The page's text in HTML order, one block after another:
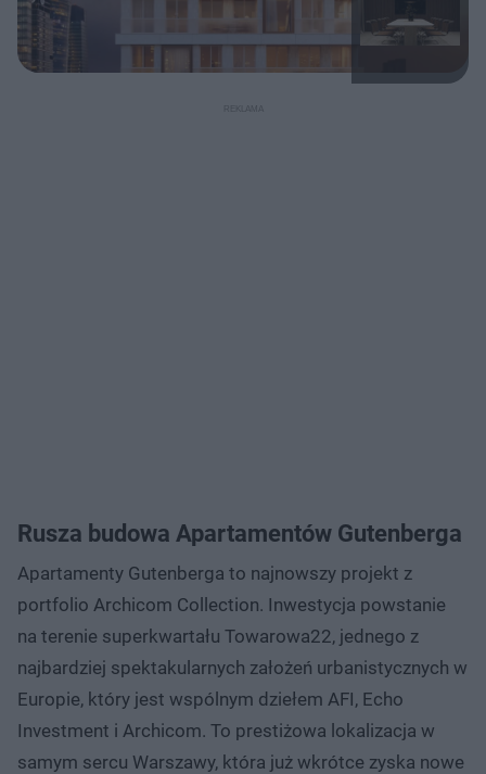
Rusza budowa Apartamentów Gutenberga
Apartamenty Gutenberga to najnowszy projekt z
portfolio Archicom Collection. Inwestycja powstanie
na terenie superkwartału Towarowa22, jednego z
najbardziej spektakularnych założeń urbanistycznych w
Europie, który jest wspólnym dziełem AFI, Echo
Investment i Archicom. To prestiżowa lokalizacja w
samym sercu Warszawy, która już wkrótce zyska nowe